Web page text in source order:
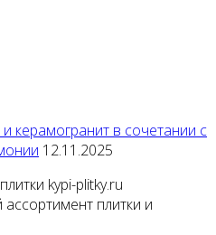
керамогранит в сочетании с
12.11.2025
kypi-plitky.ru
плитки и